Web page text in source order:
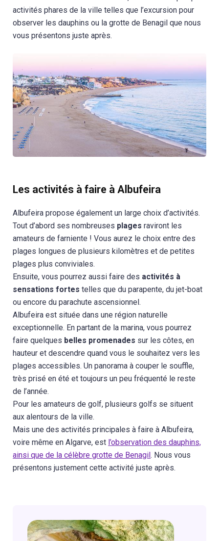
activités phares de la ville telles que l’excursion pour
observer les dauphins ou la grotte de Benagil que nous
vous présentons juste après.
Les activités à faire à Albufeira
Albufeira propose également un large choix d’activités.
Tout d’abord ses nombreuses plages raviront les
amateurs de farniente ! Vous aurez le choix entre des
plages longues de plusieurs kilomètres et de petites
plages plus conviviales.
Ensuite, vous pourrez aussi faire des activités à
sensations fortes telles que du parapente, du jet-boat
ou encore du parachute ascensionnel.
Albufeira est située dans une région naturelle
exceptionnelle. En partant de la marina, vous pourrez
faire quelques belles promenades sur les côtes, en
hauteur et descendre quand vous le souhaitez vers les
plages accessibles. Un panorama à couper le souffle,
très prisé en été et toujours un peu fréquenté le reste
de l’année.
Pour les amateurs de golf, plusieurs golfs se situent
aux alentours de la ville.
Mais une des activités principales à faire à Albufeira,
voire même en Algarve, est l’observation des dauphins,
ainsi que de la célèbre grotte de Benagil. Nous vous
présentons justement cette activité juste après.